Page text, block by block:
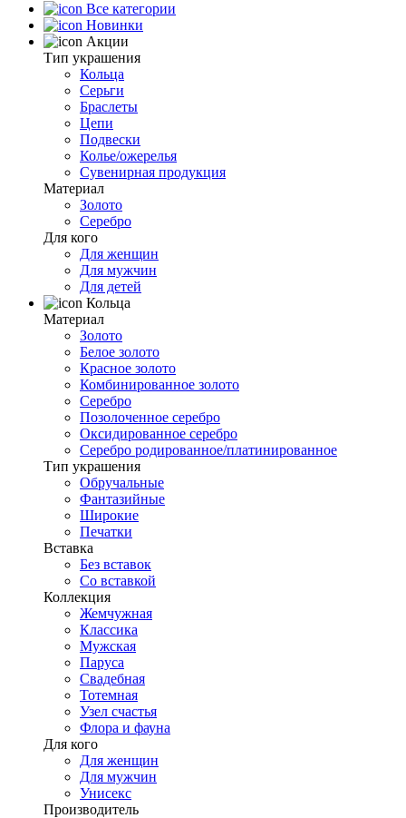
Все категории
Новинки
Акции
Тип украшения
Кольца
Серьги
Браслеты
Цепи
Подвески
Колье/ожерелья
Сувенирная продукция
Материал
Золото
Серебро
Для кого
Для женщин
Для мужчин
Для детей
Кольца
Материал
Золото
Белое золото
Красное золото
Комбинированное золото
Серебро
Позолоченное серебро
Оксидированное серебро
Серебро родированное/платинированное
Тип украшения
Обручальные
Фантазийные
Широкие
Печатки
Вставка
Без вставок
Со вставкой
Коллекция
Жемчужная
Классика
Мужская
Паруса
Свадебная
Тотемная
Узел счастья
Флора и фауна
Для кого
Для женщин
Для мужчин
Унисекс
Производитель